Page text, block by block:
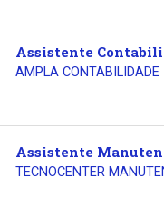
Assistente
AMPLA CONTABILIDADE
Assistente
TECNOCENTER